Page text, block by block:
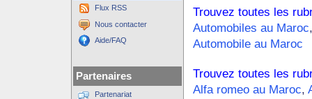
Flux RSS
Nous contacter
Aide/FAQ
Partenaires
Partenariat
Trouvez toutes les
Automobiles au Maroc
Automobile au Maroc
Trouvez toutes les
Alfa romeo au Maroc,